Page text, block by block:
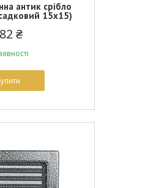
антик срібло
15х15)
₴